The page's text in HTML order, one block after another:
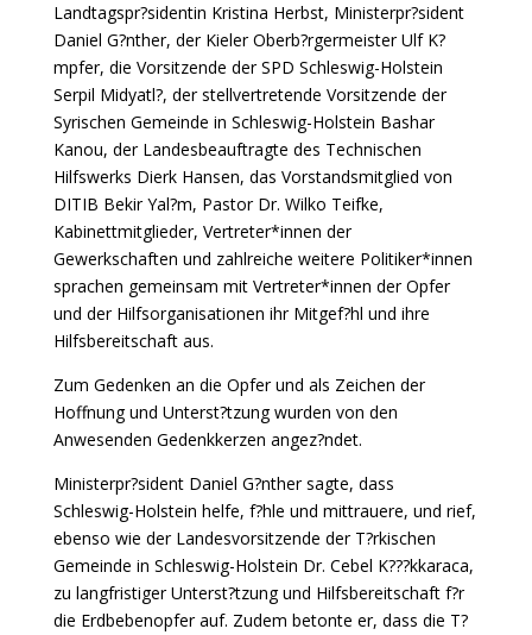
Landtagspr?sidentin Kristina Herbst, Ministerpr?sident
Daniel G?nther, der Kieler Oberb?rgermeister Ulf K?
mpfer, die Vorsitzende der SPD Schleswig-Holstein
Serpil Midyatl?, der stellvertretende Vorsitzende der
Syrischen Gemeinde in Schleswig-Holstein Bashar
Kanou, der Landesbeauftragte des Technischen
Hilfswerks Dierk Hansen, das Vorstandsmitglied von
DITIB Bekir Yal?m, Pastor Dr. Wilko Teifke,
Kabinettmitglieder, Vertreter*innen der
Gewerkschaften und zahlreiche weitere Politiker*innen
sprachen gemeinsam mit Vertreter*innen der Opfer
und der Hilfsorganisationen ihr Mitgef?hl und ihre
Hilfsbereitschaft aus.
Zum Gedenken an die Opfer und als Zeichen der
Hoffnung und Unterst?tzung wurden von den
Anwesenden Gedenkkerzen angez?ndet.
Ministerpr?sident Daniel G?nther sagte, dass
Schleswig-Holstein helfe, f?hle und mittrauere, und rief,
ebenso wie der Landesvorsitzende der T?rkischen
Gemeinde in Schleswig-Holstein Dr. Cebel K???kkaraca,
zu langfristiger Unterst?tzung und Hilfsbereitschaft f?r
die Erdbebenopfer auf. Zudem betonte er, dass die T?